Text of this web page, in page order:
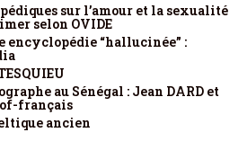
sur l’amour et la sexualité
selon OVIDE
encyclopédie “hallucinée” :
au Sénégal : Jean DARD et
français
ancien